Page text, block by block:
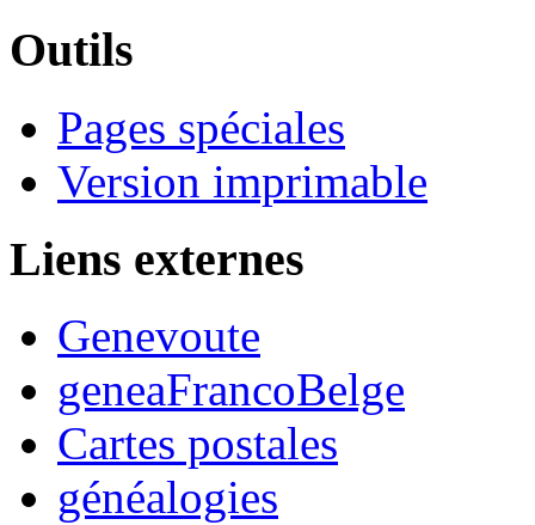
Outils
Pages spéciales
Version imprimable
Liens externes
Genevoute
geneaFrancoBelge
Cartes postales
généalogies